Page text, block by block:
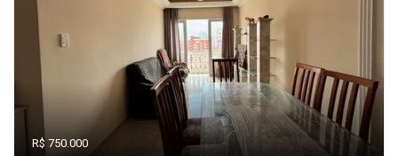
R$ 750.000